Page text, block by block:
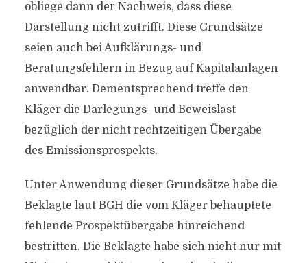
obliege dann der Nachweis, dass diese
Darstellung nicht zutrifft. Diese Grundsätze
seien auch bei Aufklärungs- und
Beratungsfehlern in Bezug auf Kapitalanlagen
anwendbar. Dementsprechend treffe den
Kläger die Darlegungs- und Beweislast
bezüglich der nicht rechtzeitigen Übergabe
des Emissionsprospekts.
Unter Anwendung dieser Grundsätze habe die
Beklagte laut BGH die vom Kläger behauptete
fehlende Prospektübergabe hinreichend
bestritten. Die Beklagte habe sich nicht nur mit